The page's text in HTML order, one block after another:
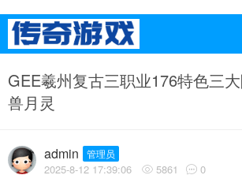
GEE羲州复古三职业176特色三
兽月灵
admin 管理员
2025-8-12 17:39:06  5861  0